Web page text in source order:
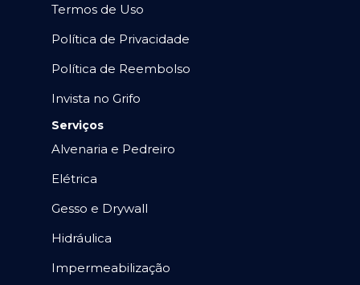
Termos de Uso
Política de Privacidade
Política de Reembolso
Invista no Grifo
Serviços
Alvenaria e Pedreiro
Elétrica
Gesso e Drywall
Hidráulica
Impermeabilização